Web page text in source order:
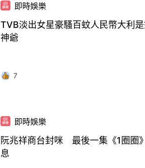
即時娛樂
TVB淡出女星豪騷百蚊人民幣大利
神爺
7
即時娛樂
阮兆祥商台封咪 最後一集《1圈圈
息